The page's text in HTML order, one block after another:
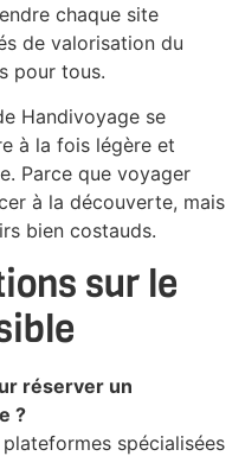
chaque site
de valorisation du
pour tous.
Handivoyage se
à la fois légère et
Parce que voyager
à la découverte, mais
bien costauds.
sur le
réserver un
?
spécialisées